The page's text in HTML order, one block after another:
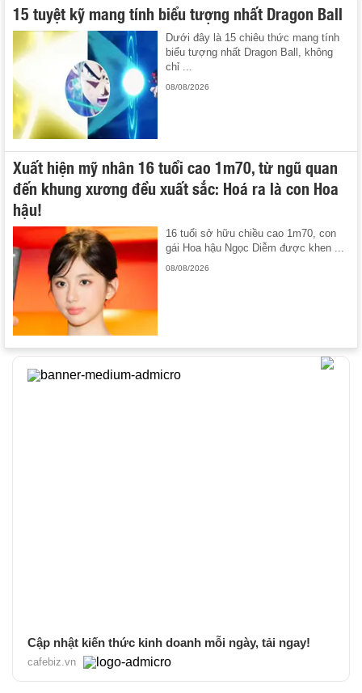
15 tuyệt kỹ mang tính biểu tượng nhất Dragon Ball
Dưới đây là 15 chiêu thức mang tính
biểu tượng nhất Dragon Ball, không
chỉ ...
08/08/2026
Xuất hiện mỹ nhân 16 tuổi cao 1m70, từ ngũ quan
đến khung xương đều xuất sắc: Hoá ra là con Hoa
hậu!
16 tuổi sở hữu chiều cao 1m70, con
gái Hoa hậu Ngọc Diễm được khen ...
08/08/2026
Cập nhật kiến thức kinh doanh mỗi ngày, tải ngay!
cafebiz.vn